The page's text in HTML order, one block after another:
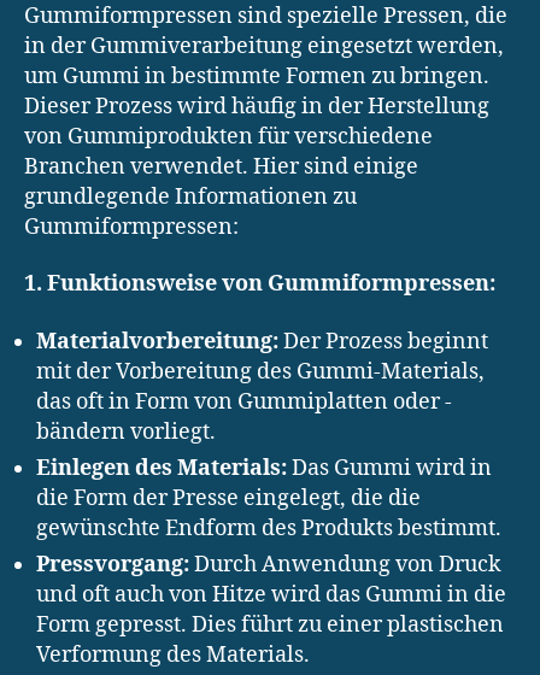
Gummiformpressen sind spezielle Pressen, die
in der Gummiverarbeitung eingesetzt werden,
um Gummi in bestimmte Formen zu bringen.
Dieser Prozess wird häufig in der Herstellung
von Gummiprodukten für verschiedene
Branchen verwendet. Hier sind einige
grundlegende Informationen zu
Gummiformpressen:
1. Funktionsweise von Gummiformpressen:
Materialvorbereitung:Der Prozess beginnt
mit der Vorbereitung des Gummi-Materials,
das oft in Form von Gummiplatten oder -
bändern vorliegt.
Einlegen des Materials:Das Gummi wird in
die Form der Presse eingelegt, die die
gewünschte Endform des Produkts bestimmt.
Pressvorgang:Durch Anwendung von Druck
und oft auch von Hitze wird das Gummi in die
Form gepresst. Dies führt zu einer plastischen
Verformung des Materials.